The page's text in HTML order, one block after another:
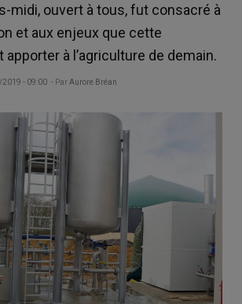
midi, ouvert à tous, fut consacré à
et aux enjeux que cette
à l’agriculture de demain.
- 09:00 - Par Aurore Bréan